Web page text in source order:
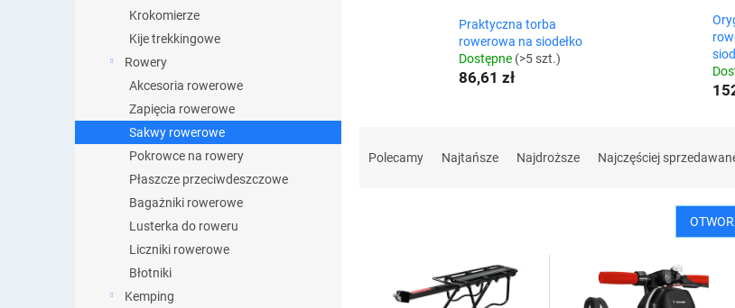
Krokomierze
Kije trekkingowe
Rowery
Akcesoria rowerowe
Zapięcia rowerowe
Sakwy rowerowe
Pokrowce na rowery
Płaszcze przeciwdeszczowe
Bagażniki rowerowe
Lusterka do roweru
Liczniki rowerowe
Błotniki
Kemping
Praktyczna torba
rowerowa na siodełko
Dostępne (>5 szt.)
86,61 zł
Polecamy Najtańsze Najdroższe Najczęściej